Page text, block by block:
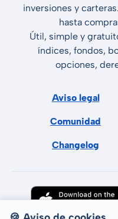
inversiones y
hasta
Útil, simple y
índices, fondos,
opciones,
Aviso legal
Comunidad
Changelog